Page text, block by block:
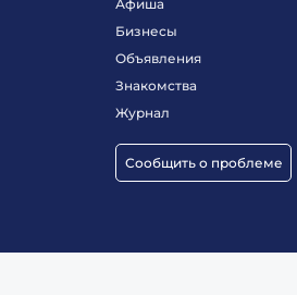
Афиша
Бизнесы
Объявления
Знакомства
Журнал
Сообщить о проблеме